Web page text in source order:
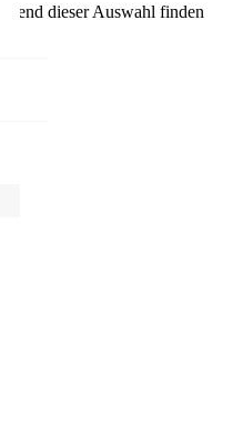
dieser Auswahl finden